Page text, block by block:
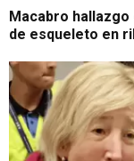
Macabro
de esqueleto en